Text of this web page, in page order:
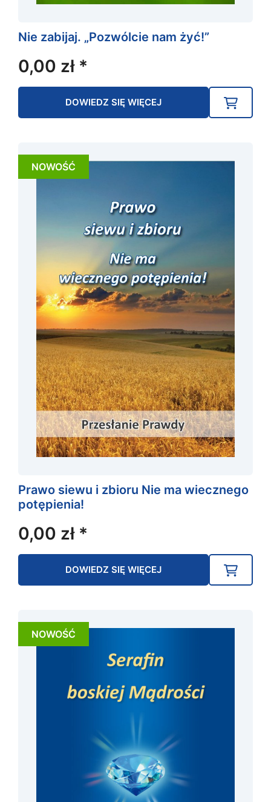
Nie zabijaj. „Pozwólcie nam żyć!”
0,00 zł *
DOWIEDZ SIĘ WIĘCEJ
NOWOŚĆ
Prawo siewu i zbioru Nie ma wiecznego
potępienia!
0,00 zł *
DOWIEDZ SIĘ WIĘCEJ
NOWOŚĆ